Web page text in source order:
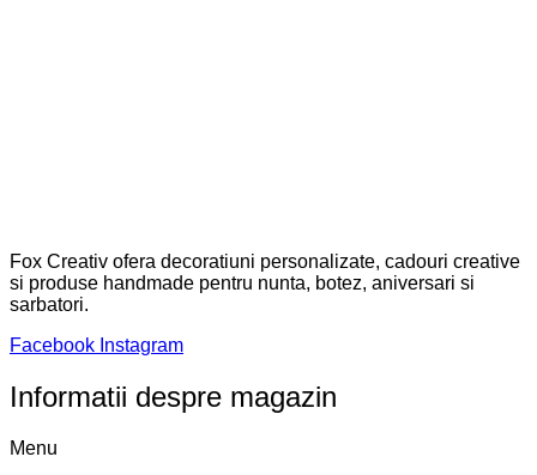
Fox Creativ ofera decoratiuni personalizate, cadouri creative
si produse handmade pentru nunta, botez, aniversari si
sarbatori.
Facebook Instagram
Informatii despre magazin
Menu